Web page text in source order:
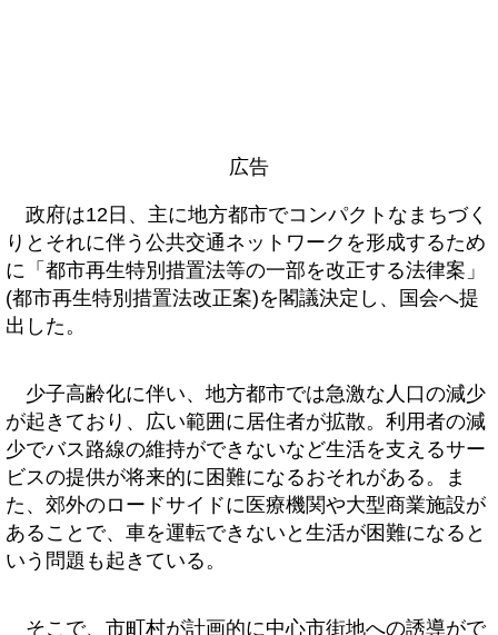
広告
政府は12日、主に地方都市でコンパクトなまちづく
りとそれに伴う公共交通ネットワークを形成するため
に「都市再生特別措置法等の一部を改正する法律案」
(都市再生特別措置法改正案)を閣議決定し、国会へ提
出した。
少子高齢化に伴い、地方都市では急激な人口の減少
が起きており、広い範囲に居住者が拡散。利用者の減
少でバス路線の維持ができないなど生活を支えるサー
ビスの提供が将来的に困難になるおそれがある。ま
た、郊外のロードサイドに医療機関や大型商業施設が
あることで、車を運転できないと生活が困難になると
いう問題も起きている。
そこで、市町村が計画的に中心市街地への誘導がで